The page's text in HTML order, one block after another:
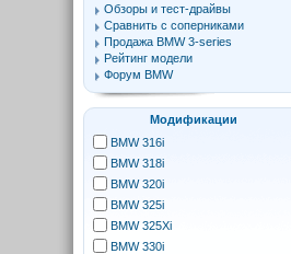
Обзоры и тест-драйвы
Сравнить с соперниками
Продажа BMW 3-series
Рейтинг модели
Форум BMW
Модификации
BMW 316i
BMW 318i
BMW 320i
BMW 325i
BMW 325Xi
BMW 330i